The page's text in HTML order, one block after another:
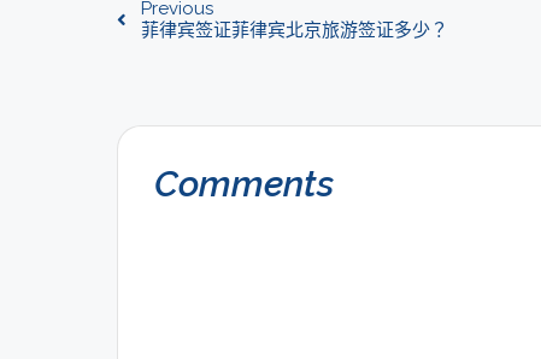
Previous
菲律宾签证菲律宾北京旅游签证多少？
Comments